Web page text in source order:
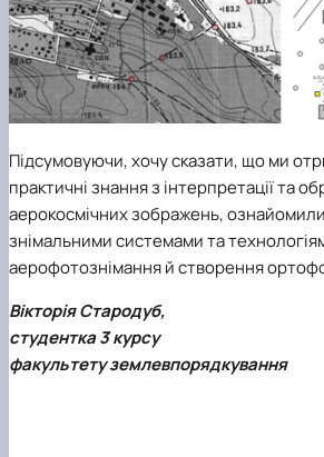
Підсумовуючи, хочу сказати, що ми
практичні знання з інтерпретації та
аерокосмічних зображень,
знімальними системами та
аерофотознімання й створення
Вікторія Стародуб,
студентка 3 курсу
факультету землевпорядкування